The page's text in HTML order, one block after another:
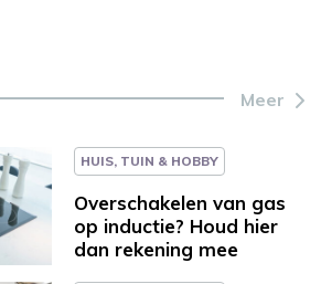
Meer
HUIS, TUIN & HOBBY
Overschakelen van gas
op inductie? Houd hier
dan rekening mee